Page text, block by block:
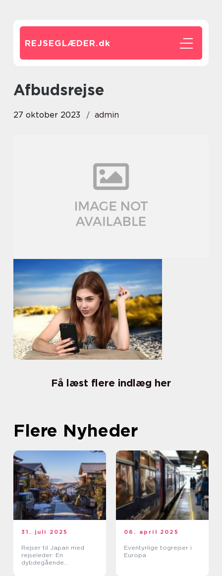
REJSEGLÆDER.dk
afbudsrejse
27 oktober 2023 admin
Få læst flere indlæg her
Flere Nyheder
31. juli 2025
Rejser til Japan med
rejseleder: En
dybdegående
06. april 2025
Eventyrlige togrejser i
Europa